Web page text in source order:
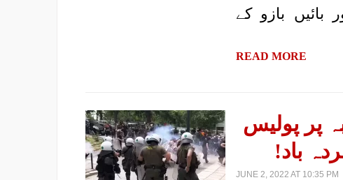
بائیں بازو کے
READ MORE
پر پولیس
باد!
JUNE 2, 2022 AT 10:35 PM